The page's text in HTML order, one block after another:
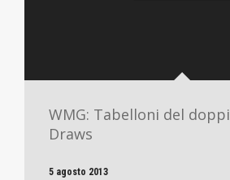
WMG: Tabelloni del
Draws
5 agosto 2013